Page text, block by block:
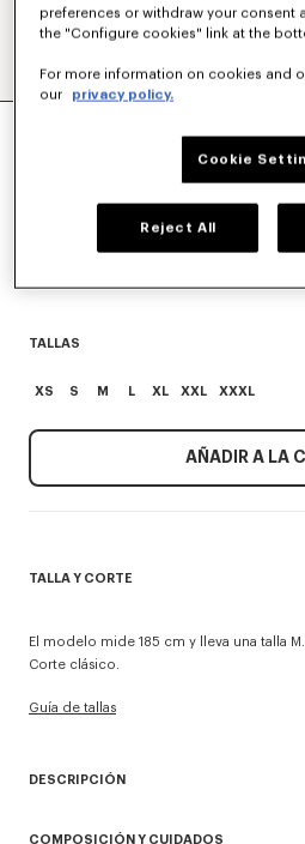
TALLAS
XS S M L XL XXL XXXL
AÑADIR A LA
TALLA Y CORTE
El modelo mide 185 cm y lleva una talla M.
Corte clásico.
Guía de tallas
DESCRIPCIÓN
COMPOSICIÓN Y CUIDADOS
preferences or withdraw your consent
the "Configure cookies" link at the
For more information on cookies and
our
privacy policy.
Cookie
Reject All